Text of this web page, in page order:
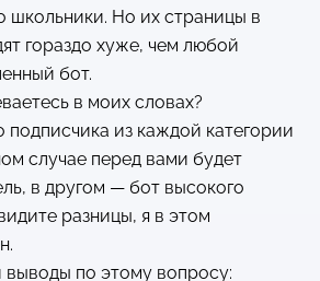
школьники. Но их страницы в
гораздо хуже, чем любой
бот.
в моих словах?
подписчика из каждой категории
случае перед вами будет
в другом — бот высокого
разницы, я в этом
по этому вопросу: